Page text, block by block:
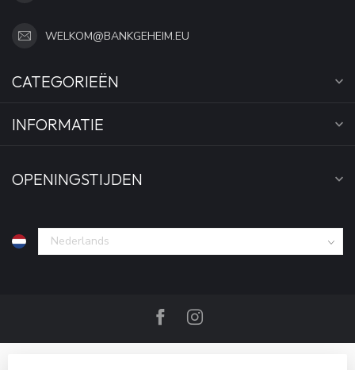
WELKOM@BANKGEHEIM.EU
CATEGORIEËN
INFORMATIE
OPENINGSTIJDEN